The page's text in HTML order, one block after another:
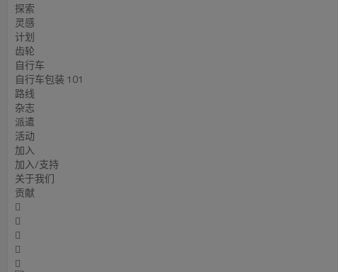
探索
灵感
计划
齿轮
自行车
自行车包装 101
路线
杂志
派遣
活动
加入
加入/支持
关于我们
贡献




